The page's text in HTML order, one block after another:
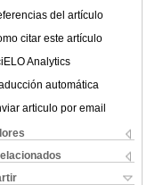
del artículo
citar este artículo
Analytics
automática
articulo por email